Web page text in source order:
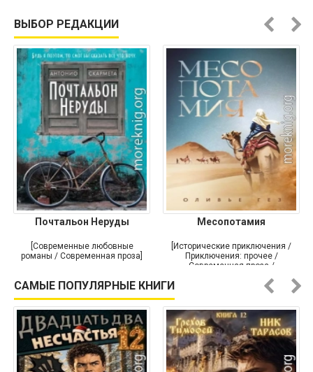
ВЫБОР РЕДАКЦИИ
Почтальон Неруды
[Современные любовные
романы / Современная проза]
Месопотамия
[Исторические приключения /
Приключения: прочее /
Современная проза /
САМЫЕ ПОПУЛЯРНЫЕ КНИГИ